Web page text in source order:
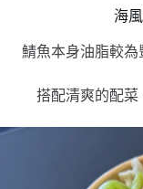
海
鯖魚本身油脂較
搭配清爽的配